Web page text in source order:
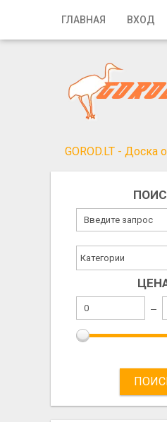
ГЛАВНАЯ ВХОД
Главная
Регистрация
Добавить объявление
GOROD.LT - Доска